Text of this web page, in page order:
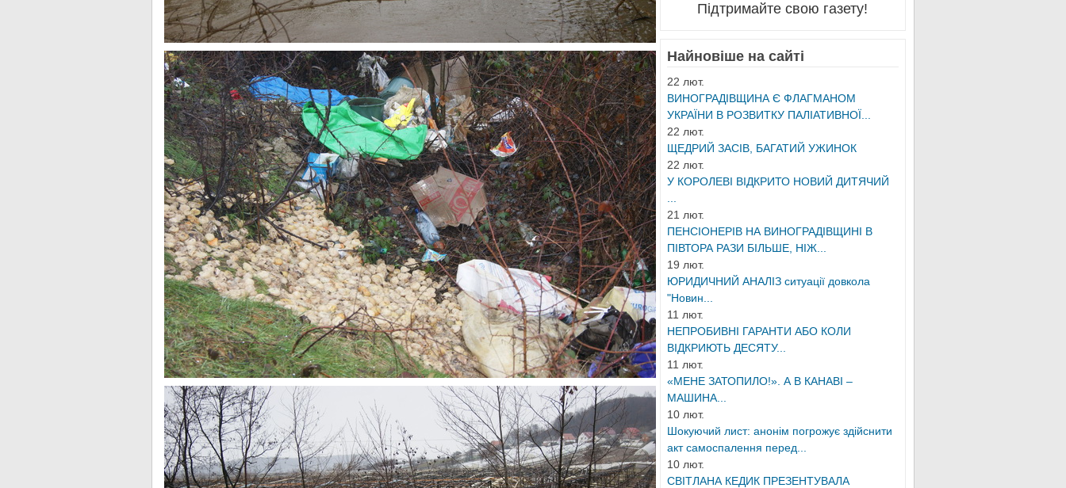
Підтримайте свою газету!
Найновіше на сайті
22 лют.
ВИНОГРАДІВЩИНА Є ФЛАГМАНОМ
УКРАЇНИ В РОЗВИТКУ ПАЛІАТИВНОЇ...
22 лют.
ЩЕДРИЙ ЗАСІВ, БАГАТИЙ УЖИНОК
22 лют.
У КОРОЛЕВІ ВІДКРИТО НОВИЙ ДИТЯЧИЙ
21 лют.
ПЕНСІОНЕРІВ НА ВИНОГРАДІВЩИНІ В
ПІВТОРА РАЗИ БІЛЬШЕ, НІЖ...
19 лют.
ЮРИДИЧНИЙ АНАЛІЗ ситуації довкола
"Новин...
11 лют.
НЕПРОБИВНІ ГАРАНТИ АБО КОЛИ
ВІДКРИЮТЬ ДЕСЯТУ...
11 лют.
«МЕНЕ ЗАТОПИЛО!». А В КАНАВІ –
МАШИНА...
10 лют.
Шокуючий лист: анонім погрожує здійснити
акт самоспалення перед...
10 лют.
СВІТЛАНА КЕДИК ПРЕЗЕНТУВАЛА